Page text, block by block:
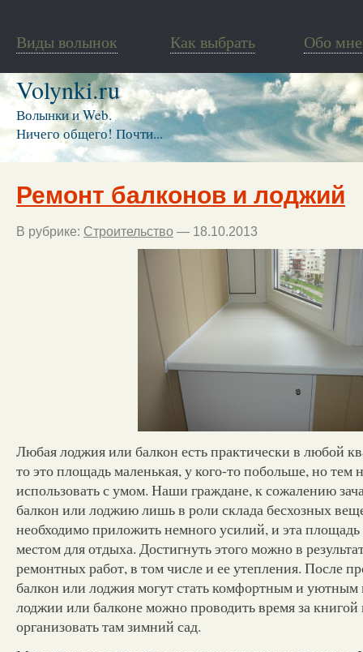
Виды волынок Как выбрать Обо мне
Volynki.ru
Волынки и Web.
Ничего общего! Почти...
Ремонт балконов и лоджий
В рубрике: Строительство — 18.10.2013
Любая лоджия или балкон есть практически в любой
то это площадь маленькая, у кого-то побольше, но тем
использовать с умом. Наши граждане, к сожалению
балкон или лоджию лишь в роли склада бесхозных
необходимо приложить немного усилий, и эта
местом для отдыха. Достигнуть этого можно в
ремонтных работ, в том числе и ее утепления. После
балкон или лоджия могут стать комфортным и
лоджии или балконе можно проводить время за книгой
организовать там зимний сад.